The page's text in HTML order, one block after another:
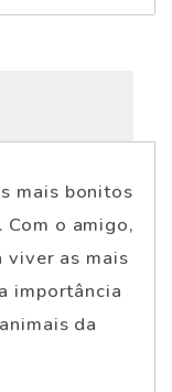
mais bonitos
o amigo,
viver as mais
importância
da